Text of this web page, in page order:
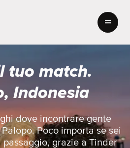
tuo match.
Indonesia
dove incontrare gente
Poco importa se sei
grazie a Tinder